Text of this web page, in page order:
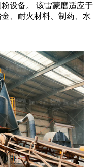
设备。 该雷蒙磨适应于
、耐火材料、制药、水